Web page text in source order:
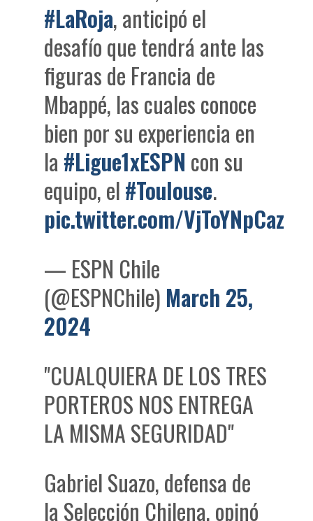
#LaRoja, anticipó el
desafío que tendrá ante las
figuras de Francia de
Mbappé, las cuales conoce
bien por su experiencia en
la #Ligue1xESPN con su
equipo, el#Toulouse.
pic.twitter.com/VjToYNpCaz
— ESPN Chile
(@ESPNChile) March 25,
2024
"CUALQUIERA DE LOS TRES
PORTEROS NOS ENTREGA
LA MISMA SEGURIDAD"
Gabriel Suazo, defensa de
la Selección Chilena, opinó